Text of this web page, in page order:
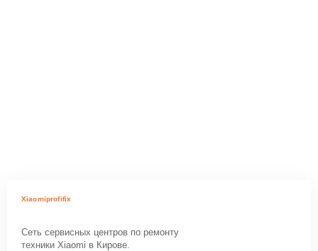
Xiaomiprofifix
Сеть сервисных центров по ремонту
техники Xiaomi в Кирове.